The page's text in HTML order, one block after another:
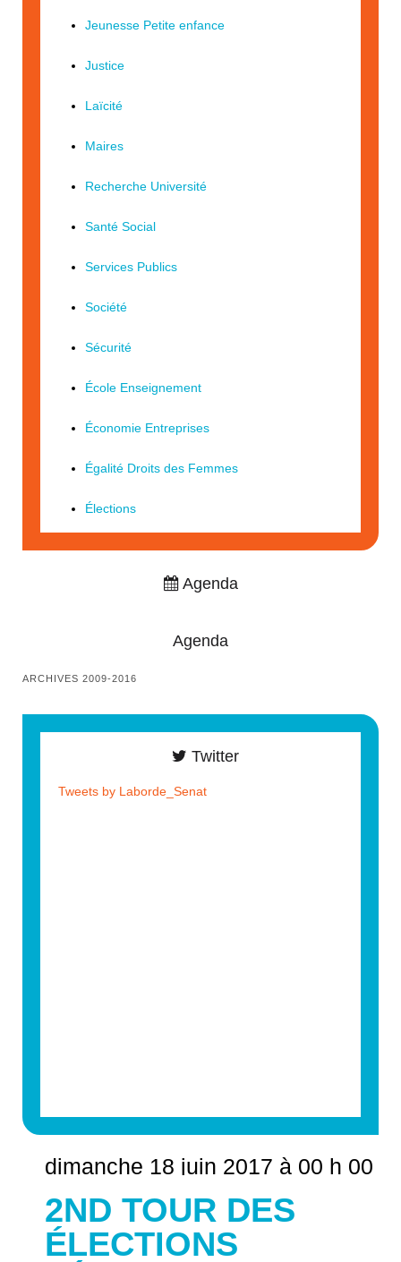
dimanche 18 juin 2017 à 00 h 00
2ND TOUR DES
ÉLECTIONS
Jeunesse Petite enfance
Justice
Laïcité
Maires
Recherche Université
Santé Social
Services Publics
Société
Sécurité
École Enseignement
Économie Entreprises
Égalité Droits des Femmes
Élections
Agenda
Agenda
ARCHIVES 2009-2016
Twitter
Tweets by Laborde_Senat